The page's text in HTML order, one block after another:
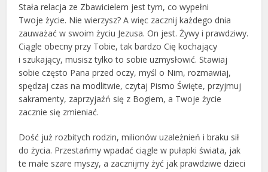
Stała relacja ze Zbawicielem jest tym, co wypełni
Twoje życie. Nie wierzysz? A więc zacznij każdego dnia
zauważać w swoim życiu Jezusa. On jest. Żywy i prawdziwy.
Ciągle obecny przy Tobie, tak bardzo Cię kochający
i szukający, musisz tylko to sobie uzmysłowić. Stawiaj
sobie często Pana przed oczy, myśl o Nim, rozmawiaj,
spędzaj czas na modlitwie, czytaj Pismo Święte, przyjmuj
sakramenty, zaprzyjaźń się z Bogiem, a Twoje życie
zacznie się zmieniać.
Dość już rozbitych rodzin, milionów uzależnień i braku sił
do życia. Przestańmy wpadać ciągle w pułapki świata, jak
te małe szare myszy, a zacznijmy żyć jak prawdziwe dzieci